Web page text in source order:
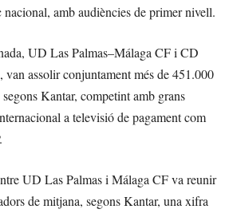
amb audiències de primer nivell.
UD Las Palmas–Málaga CF i CD
assolir conjuntament més de 451.000
Kantar, competint amb grans
a televisió de pagament com
UD Las Palmas i Málaga CF va reunir
de mitjana, segons Kantar, una xifra